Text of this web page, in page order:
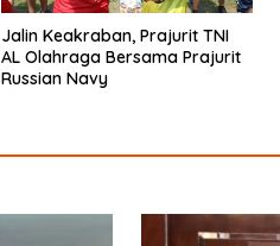
Jalin Keakraban, Prajurit TNI
AL Olahraga Bersama Prajurit
Russian Navy